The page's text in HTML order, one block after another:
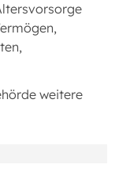
weitere